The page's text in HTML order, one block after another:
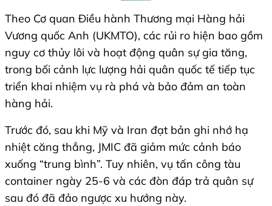
Theo Cơ quan Điều hành Thương mại Hàng hải
Vương quốc Anh (UKMTO), các rủi ro hiện bao gồm
nguy cơ thủy lôi và hoạt động quân sự gia tăng,
trong bối cảnh lực lượng hải quân quốc tế tiếp tục
triển khai nhiệm vụ rà phá và bảo đảm an toàn
hàng hải.
Trước đó, sau khi Mỹ và Iran đạt bản ghi nhớ hạ
nhiệt căng thẳng, JMIC đã giảm mức cảnh báo
xuống “trung bình”. Tuy nhiên, vụ tấn công tàu
container ngày 25-6 và các đòn đáp trả quân sự
sau đó đã đảo ngược xu hướng này.